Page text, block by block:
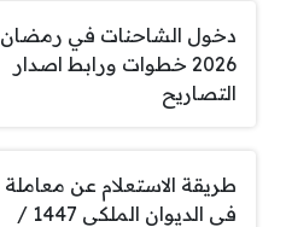
دخول الشاحنات في رمضان
2026 خطوات ورابط اصدار
التصاريح
طريقة الاستعلام عن معاملة
في الديوان الملكي 1447 /